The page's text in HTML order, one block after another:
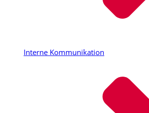
Interne Kommunikation